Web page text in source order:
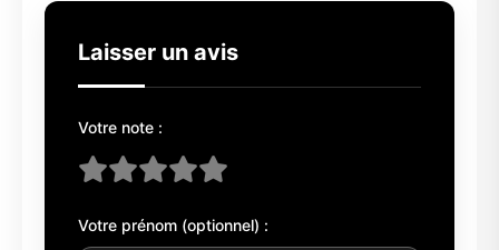
Laisser un avis
Votre note :
Votre prénom (optionnel) :